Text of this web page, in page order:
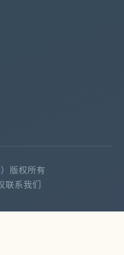
版权所有
联系我们